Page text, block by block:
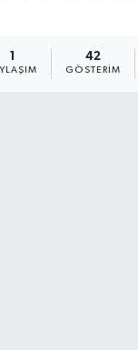
42
GÖSTERIM